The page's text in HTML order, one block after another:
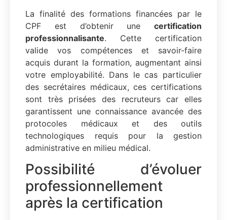
La finalité des formations financées par le
CPF est d’obtenir une certification
professionnalisante. Cette certification
valide vos compétences et savoir-faire
acquis durant la formation, augmentant ainsi
votre employabilité. Dans le cas particulier
des secrétaires médicaux, ces certifications
sont très prisées des recruteurs car elles
garantissent une connaissance avancée des
protocoles médicaux et des outils
technologiques requis pour la gestion
administrative en milieu médical.
Possibilité d’évoluer
professionnellement
après la certification